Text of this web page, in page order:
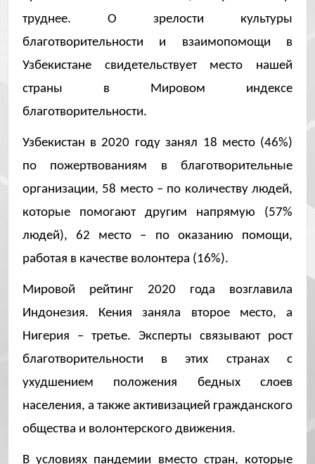
труднее. О зрелости культуры
благотворительности и взаимопомощи в
Узбекистане свидетельствует место нашей
страны в Мировом индексе
благотворительности.
Узбекистан в 2020 году занял 18 место (46%)
по пожертвованиям в благотворительные
организации, 58 место – по количеству людей,
которые помогают другим напрямую (57%
людей), 62 место – по оказанию помощи,
работая в качестве волонтера (16%).
Мировой рейтинг 2020 года возглавила
Индонезия. Кения заняла второе место, а
Нигерия – третье. Эксперты связывают рост
благотворительности в этих странах с
ухудшением положения бедных слоев
населения, а также активизацией гражданского
общества и волонтерского движения.
В условиях пандемии вместо стран, которые